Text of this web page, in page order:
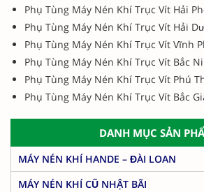
Phụ Tùng Máy Nén Khí Trục Vít Hải
Phụ Tùng Máy Nén Khí Trục Vít Hải
Phụ Tùng Máy Nén Khí Trục Vít Vĩnh
Phụ Tùng Máy Nén Khí Trục Vít Bắc
Phụ Tùng Máy Nén Khí Trục Vít Phú
Phụ Tùng Máy Nén Khí Trục Vít Bắc
DANH MỤC SẢN
MÁY NÉN KHÍ HANDE – ĐÀI LOAN
MÁY NÉN KHÍ CŨ NHẬT BÃI